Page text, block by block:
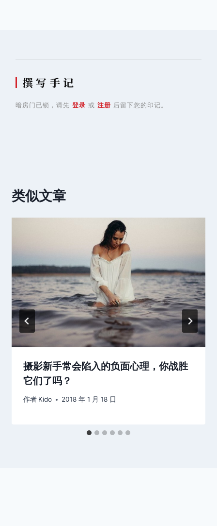
撰 写 手 记
暗房门已锁，请先 登录 或 注册 后留下您的印记。
类似文章
摄影新手常会陷入的负面心理，你战胜
它们了吗？
作者 Kido 2018 年 1 月 18 日